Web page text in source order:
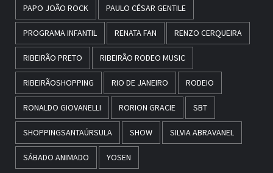
PAPO JOÃO ROCK PAULO CÉSAR GENTILE
PROGRAMA INFANTIL RENATA FAN RENZO CERQUEIRA
RIBEIRÃO PRETO RIBEIRÃO RODEO MUSIC
RIBEIRÃOSHOPPING RIO DE JANEIRO RODEIO
RONALDO GIOVANELLI RORION GRACIE SBT
SHOPPINGSANTAÚRSULA SHOW SILVIA ABRAVANEL
SÁBADO ANIMADO YOSEN